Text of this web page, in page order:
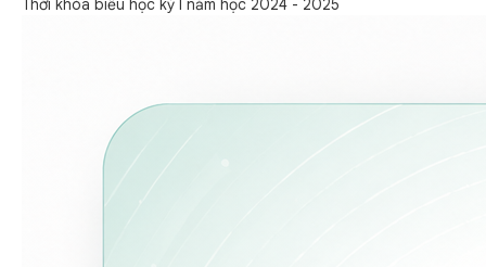
Thời khóa biểu học kỳ I năm học 2024 - 2025